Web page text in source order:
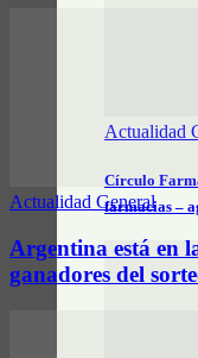
Actualidad
Círculo
farmacias –
Actualidad General
Argentina está en
ganadores del